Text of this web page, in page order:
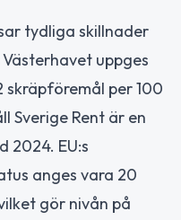
tydliga skillnader
uppges
skräpföremål per 100
Sverige Rent är en
2024. EU:s
anges vara 20
gör nivån på